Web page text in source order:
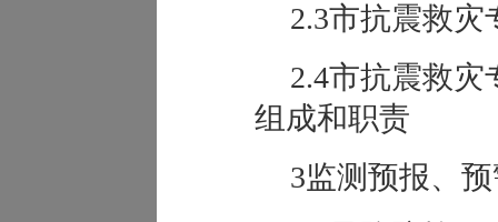
2.3市抗震救
2.4市抗震救
组成和职责
3监测预报、